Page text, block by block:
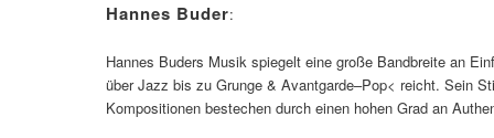
Hannes Buder:
Hannes Buders Musik spiegelt eine große Bandbreite an
über Jazz bis zu Grunge & Avantgarde–Pop< reicht. Sein
Kompositionen bestechen durch einen hohen Grad an